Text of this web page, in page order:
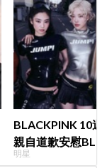
BLACKPINK 10
親自道歉安慰
直呼：「看了心
明星